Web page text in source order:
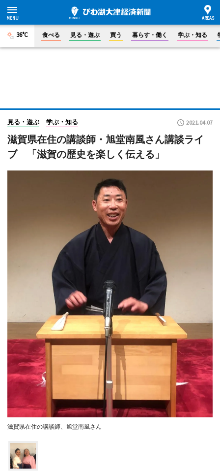
36°C 食べる 見る・遊ぶ 買う 暮らす・働く 学ぶ・知る
見る・遊ぶ 学ぶ・知る 2021.04.07
滋賀県在住の講談師・旭堂南風さん講談ライ
ブ 「滋賀の歴史を楽しく伝える」
滋賀県在住の講談師、旭堂南風さん